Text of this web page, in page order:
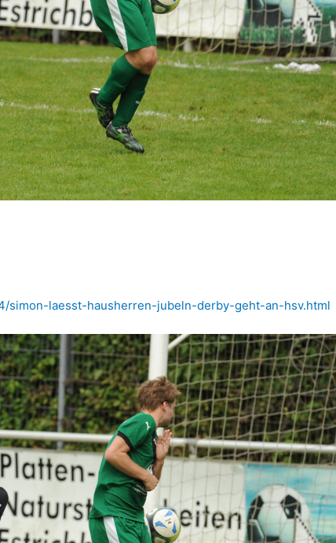
simon-laesst-hausherren-jubeln-derby-geht-an-hsv.html